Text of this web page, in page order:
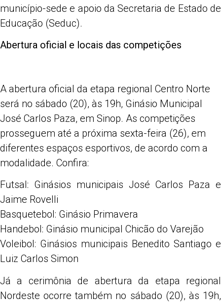
município-sede e apoio da Secretaria de Estado de
Educação (Seduc).
Abertura oficial e locais das competições
A abertura oficial da etapa regional Centro Norte
será no sábado (20), às 19h, Ginásio Municipal
José Carlos Paza, em Sinop. As competições
prosseguem até a próxima sexta-feira (26), em
diferentes espaços esportivos, de acordo com a
modalidade. Confira:
Futsal: Ginásios municipais José Carlos Paza e
Jaime Rovelli
Basquetebol: Ginásio Primavera
Handebol: Ginásio municipal Chicão do Varejão
Voleibol: Ginásios municipais Benedito Santiago e
Luiz Carlos Simon
Já a cerimônia de abertura da etapa regional
Nordeste ocorre também no sábado (20), às 19h,